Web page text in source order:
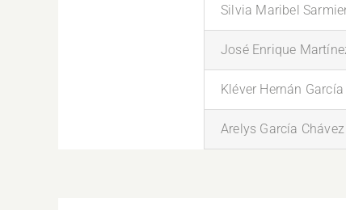
Silvia Maribel
José Enrique
Kléver Hernán
Arelys García Chávez